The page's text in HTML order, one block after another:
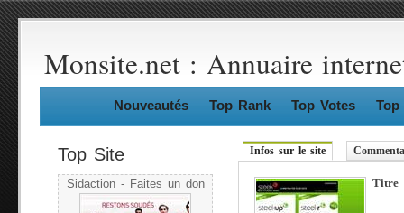
Monsite.net : Annuaire
Nouveautés Top Rank Top Votes Top
Top Site
Sidaction - Faites un don
Infos sur le site
Titre